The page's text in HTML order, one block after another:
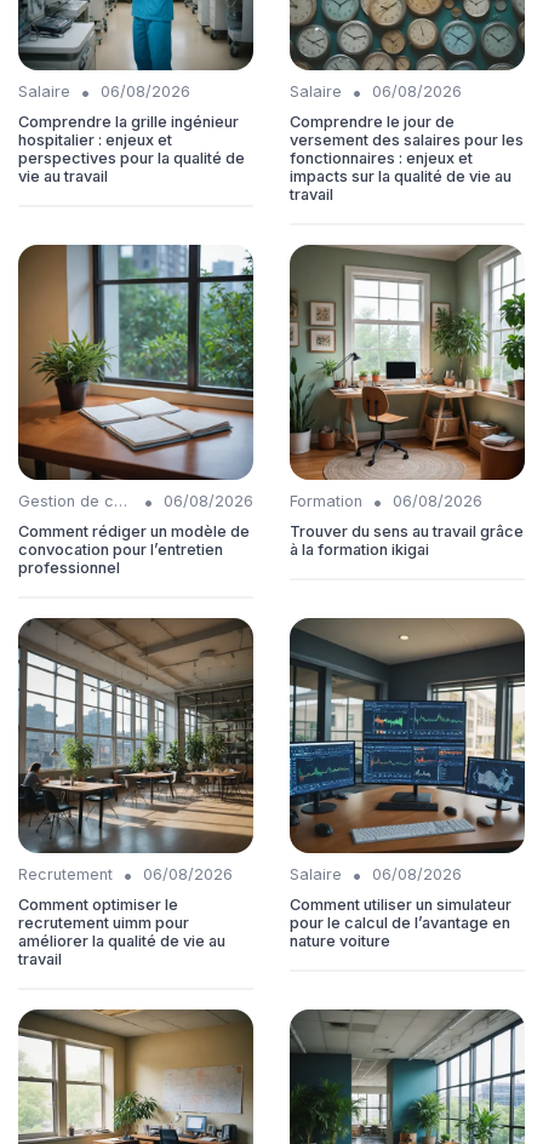
Salaire •
06/08/2026
Comprendre la grille ingénieur
hospitalier : enjeux et
perspectives pour la qualité de
vie au travail
Salaire •
06/08/2026
Comprendre le jour de
versement des salaires pour les
fonctionnaires : enjeux et
impacts sur la qualité de vie au
travail
Gestion de carrière •
06/08/2026
Comment rédiger un modèle de
convocation pour l’entretien
professionnel
Formation •
06/08/2026
Trouver du sens au travail grâce
à la formation ikigai
Recrutement •
06/08/2026
Comment optimiser le
recrutement uimm pour
améliorer la qualité de vie au
travail
Salaire •
06/08/2026
Comment utiliser un simulateur
pour le calcul de l’avantage en
nature voiture